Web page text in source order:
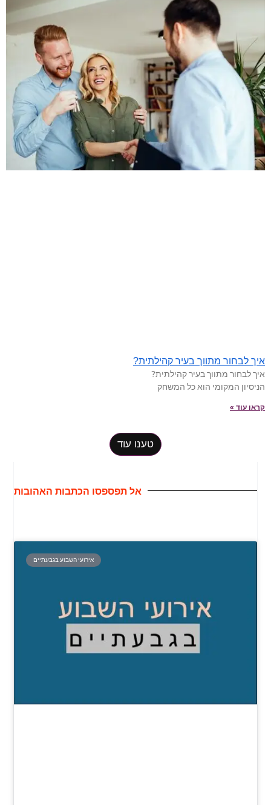
איך לבחור מתווך בעיר קהילתית?
איך לבחור מתווך בעיר קהילתית?
הניסיון המקומי הוא כל המשחק
קראו עוד »
טענו עוד
אל תפספסו הכתבות האהובות
אירועי השבוע בגבעתיים